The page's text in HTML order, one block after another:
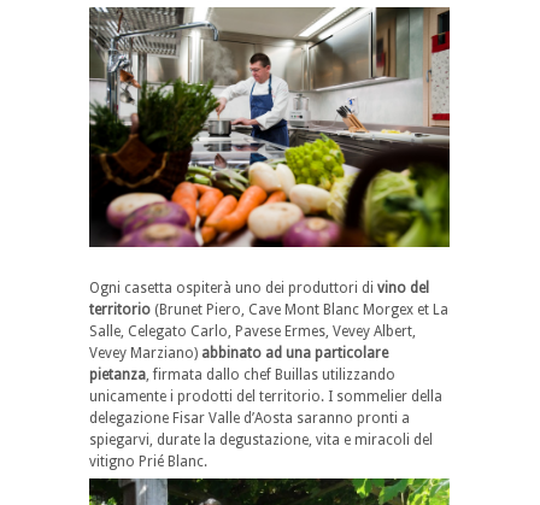
Ogni casetta ospiterà uno dei produttori di vino del
territorio (Brunet Piero, Cave Mont Blanc Morgex et La
Salle, Celegato Carlo, Pavese Ermes, Vevey Albert,
Vevey Marziano) abbinato ad una particolare
pietanza, firmata dallo chef Buillas utilizzando
unicamente i prodotti del territorio. I sommelier della
delegazione Fisar Valle d’Aosta saranno pronti a
spiegarvi, durate la degustazione, vita e miracoli del
vitigno Prié Blanc.